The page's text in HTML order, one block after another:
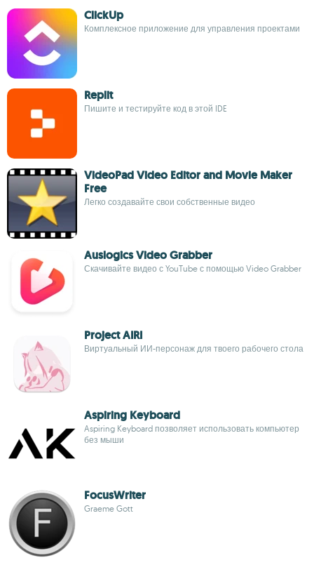
ClickUp
Комплексное приложение для управления проектами
Replit
Пишите и тестируйте код в этой IDE
VideoPad Video Editor and Movie Maker
Free
Легко создавайте свои собственные видео
Auslogics Video Grabber
Скачивайте видео с YouTube с помощью Video Grabber
Project AIRI
Виртуальный ИИ-персонаж для твоего рабочего стола
Aspiring Keyboard
Aspiring Keyboard позволяет использовать компьютер
без мыши
FocusWriter
Graeme Gott